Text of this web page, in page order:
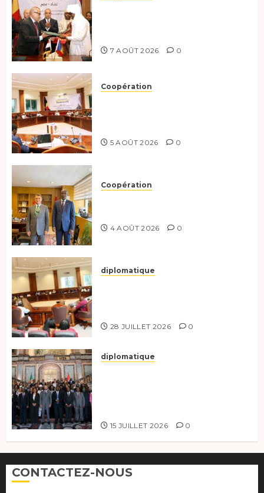
7 AOÛT 2026 0
Coopération
5 AOÛT 2026 0
Coopération
4 AOÛT 2026 0
diplomatique
28 JUILLET 2026 0
diplomatique
15 JUILLET 2026 0
CONTACTEZ-NOUS